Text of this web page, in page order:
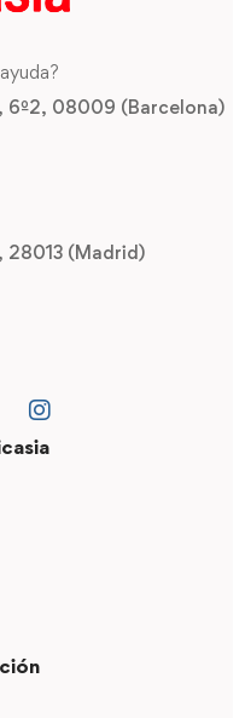
6º2, 08009 (Barcelona)
28013 (Madrid)